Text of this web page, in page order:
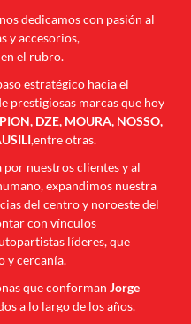
dedicamos con pasión al
y accesorios,
el rubro.
estratégico hacia el
prestigiosas marcas que hoy
DZE, MOURA, NOSSO,
,entre otras.
por nuestros clientes y al
expandimos nuestra
del centro y noroeste del
con vínculos
líderes, que
y cercanía.
que conforman Jorge
a lo largo de los años.